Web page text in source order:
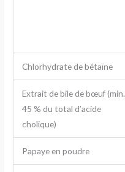
Chlorhydrate de bétaïne
Extrait de bile de bœuf (min.
45 % du total d’acide
cholique)
Papaye en poudre